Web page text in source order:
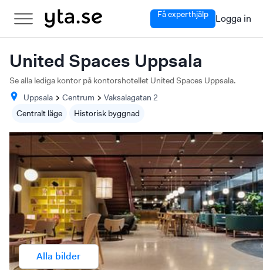
Få experthjälp Logga in
United Spaces Uppsala
Se alla lediga kontor på kontorshotellet United Spaces Uppsala.
Uppsala
Centrum Vaksalagatan 2
Centralt läge
Historisk byggnad
Alla bilder